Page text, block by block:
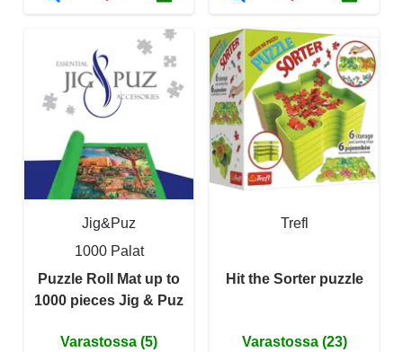
Jig&Puz
1000 Palat
Puzzle Roll Mat up to
1000 pieces Jig & Puz
Varastossa (5)
Trefl
Hit the Sorter puzzle
Varastossa (23)